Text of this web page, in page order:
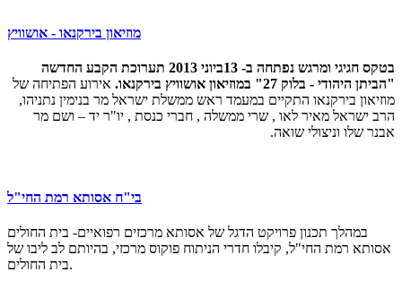
מוזיאון בירקנאו - אושוויץ
בטקס חגיגי ומרגש נפתחה ב- 13ביוני 2013 תערוכת הקבע החדשה
"הביתן היהודי - בלוק 27" במוזיאון אושוויץ בירקנאו.
אירוע הפתיחה של
מוזיאון בירקנאו התקיים במעמד ראש ממשלת ישראל מר בנימין נתניהו,
הרב ישראל מאיר לאו , שרי ממשלה , חברי כנסת , יו"ר יד – ושם מר
אבנר שלו וניצולי שואה.
בי"ח אסותא רמת החי"ל
במהלך תכנון פרויקט הדגל של אסותא מרכזים רפואיים- בית החולים
אסותא רמת החי"ל, קיבלו חדרי הניתוח פוקוס מרכזי, בהיותם לב ליבו של
בית החולים.